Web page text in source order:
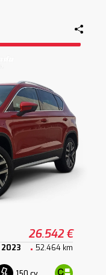
26.542 €
2023 52.464 km